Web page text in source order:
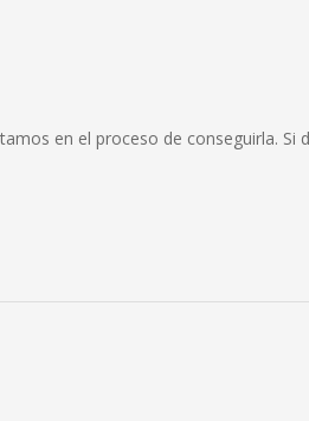
en el proceso de conseguirla. Si